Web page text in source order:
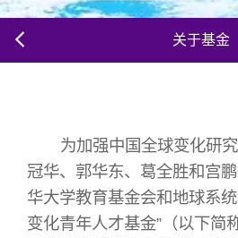
关于基金
为加强中国全球变化研
冠华、郭华东、葛全胜和宫
华大学教育基金会和地球系
变化青年人才基金”（以下简